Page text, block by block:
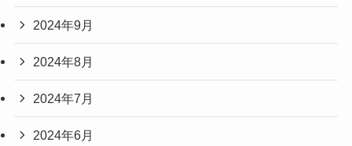
2024年9月
2024年8月
2024年7月
2024年6月